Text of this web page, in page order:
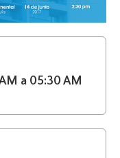
a 05:30 AM